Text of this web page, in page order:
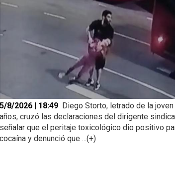
5/8/2026 | 18:49 Diego Storto, letrado de la joven
años, cruzó las declaraciones del dirigente
señalar que el peritaje toxicológico dio positivo
cocaína y denunció que ...(+)